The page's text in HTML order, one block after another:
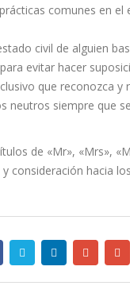
comunes en
civil de alguien
evitar hacer
que reconozca y
neutros siempre que
de «Mr», «Mrs»,
consideración hacia